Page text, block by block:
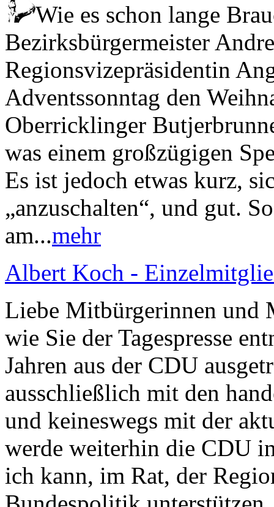
Wie es schon lange
Bezirksbürgermeister
Regionsvizepräsidentin
Adventssonntag den
Oberricklinger
was einem großzügigen
Es ist jedoch etwas kurz,
„anzuschalten“, und gut.
am...mehr
Albert Koch -
Liebe Mitbürgerinnen und
wie Sie der Tagespresse
Jahren aus der CDU
ausschließlich mit den
und keineswegs mit der
werde weiterhin die CDU
ich kann, im Rat, der